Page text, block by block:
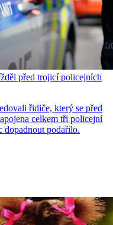
před trojicí policejních
řidiče, který se před
celkem tři policejní
dopadnout podařilo.